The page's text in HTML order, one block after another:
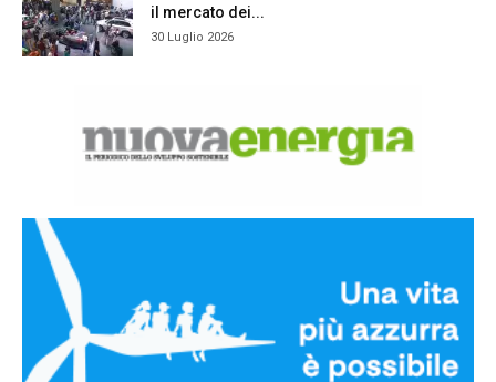
il mercato dei...
30 Luglio 2026